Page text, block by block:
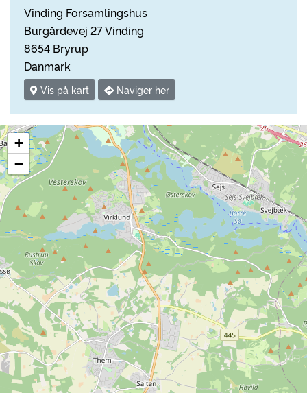
Vinding Forsamlingshus
Burgårdevej 27 Vinding
8654 Bryrup
Danmark
Vis på kart Naviger her
+
−